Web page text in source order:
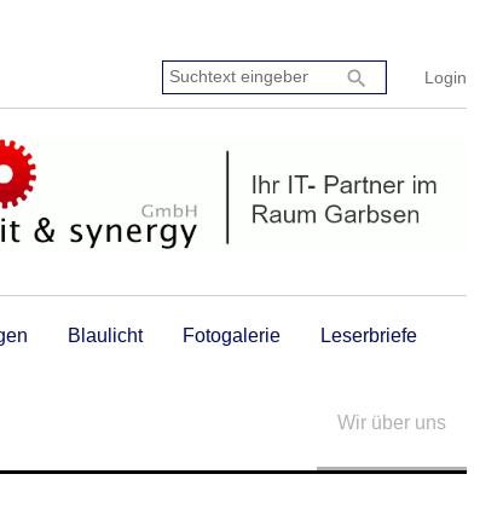
Login
Suchtext
eingeben:
search
Blaulicht Fotogalerie Leserbriefe
Wir über uns